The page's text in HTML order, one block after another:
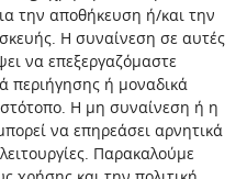
την αποθήκευση ή/και την
Η συναίνεση σε αυτές
να επεξεργαζόμαστε
περιήγησης ή μοναδικά
Η μη συναίνεση ή η
να επηρεάσει αρνητικά
Παρακαλούμε